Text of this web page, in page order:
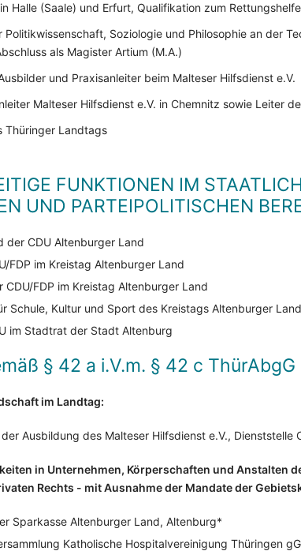
Halle (Saale) und Erfurt, Qualifikation zum
Politikwissenschaft, Soziologie und Philosophie an der
als Magister Artium (M.A.)
und Praxisanleiter beim Malteser Hilfsdienst e.V.
Malteser Hilfsdienst e.V. in Chemnitz sowie Leiter
Thüringer Landtags
FUNKTIONEN IM
UND PARTEIPOLITISCHEN
der CDU Altenburger Land
FDP im Kreistag Altenburger Land
FDP im Kreistag Altenburger Land
Schule, Kultur und Sport des Kreistags Altenburger Land
im Stadtrat der Stadt Altenburg
§ 42 a i.V.m. § 42 c ThürAbgG
im Landtag:
Ausbildung des Malteser Hilfsdienst e.V., Dienststelle
in Unternehmen, Körperschaften und Anstalten
Rechts - mit Ausnahme der Mandate der
Sparkasse Altenburger Land, Altenburg*
Katholische Hospitalvereinigung Thüringen